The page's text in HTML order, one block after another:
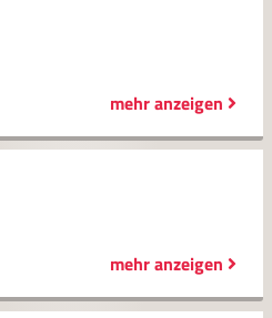
mehr anzeigen
mehr anzeigen